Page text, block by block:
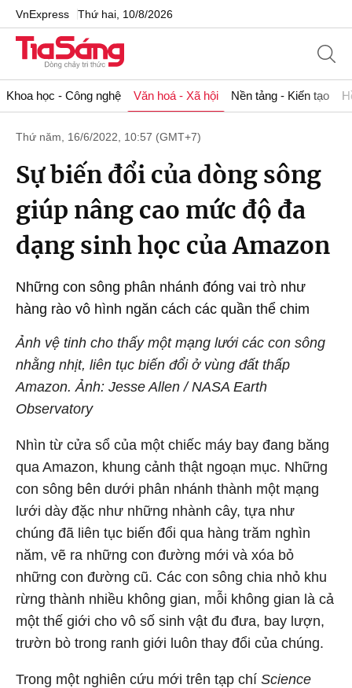
VnExpress Thứ hai, 10/8/2026
Khoa học - Công nghệ Văn hoá - Xã hội Nền tảng - Kiến tạo
Thứ năm, 16/6/2022, 10:57 (GMT+7)
Sự biến đổi của dòng sông
giúp nâng cao mức độ đa
dạng sinh học của Amazon
Những con sông phân nhánh đóng vai trò như
hàng rào vô hình ngăn cách các quần thể chim
Ảnh vệ tinh cho thấy một mạng lưới các con sông
nhằng nhịt, liên tục biến đổi ở vùng đất thấp
Amazon. Ảnh: Jesse Allen / NASA Earth
Observatory
Nhìn từ cửa sổ của một chiếc máy bay đang băng
qua Amazon, khung cảnh thật ngoạn mục. Những
con sông bên dưới phân nhánh thành một mạng
lưới dày đặc như những nhành cây, tựa như
chúng đã liên tục biến đổi qua hàng trăm nghìn
năm, vẽ ra những con đường mới và xóa bỏ
những con đường cũ. Các con sông chia nhỏ khu
rừng thành nhiều không gian, mỗi không gian là cả
một thế giới cho vô số sinh vật đu đưa, bay lượn,
trườn bò trong ranh giới luôn thay đổi của chúng.
Trong một nghiên cứu mới trên tạp chí Science